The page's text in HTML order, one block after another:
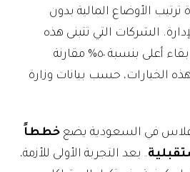
الأوضاع المالية بدون
الشركات التي تتبنى هذه
الخطوة تحظى بمعدل بقاء أعلى بنسبة ٥٠% مقارنة
الخيارات، حسب بيانات وزارة
في السعودية يضعخططاً
. بعد التجربة الأولى للأزمة،